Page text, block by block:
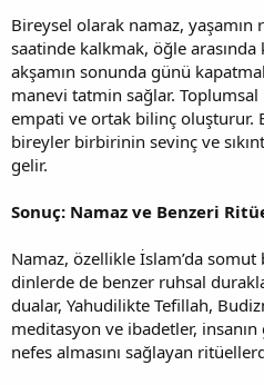
Bireysel olarak namaz,
saatinde kalkmak, öğle
akşamın sonunda günü
manevi tatmin sağlar.
empati ve ortak bilinç oluşturur.
bireyler birbirinin sevinç ve
gelir.
Sonuç: Namaz ve Benzeri
Namaz, özellikle İslam’da
dinlerde de benzer ruhsal
dualar, Yahudilikte Tefillah,
meditasyon ve ibadetler,
nefes almasını sağlayan